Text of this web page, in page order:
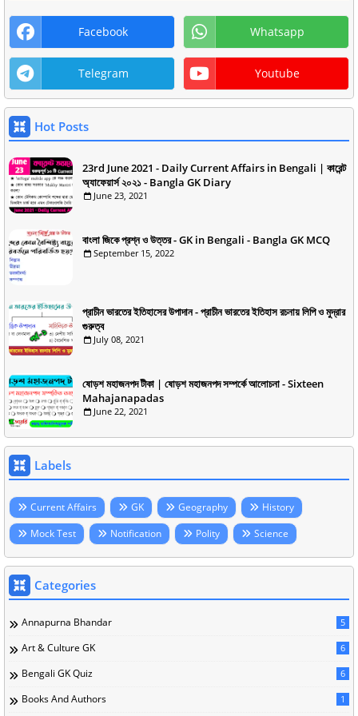
Facebook Whatsapp
Telegram Youtube
Hot Posts
23rd June 2021 - Daily Current Affairs in Bengali | কারেন্ট
অ্যাফেয়ার্স ২০২১ - Bangla GK Diary
June 23, 2021
বাংলা জিকে প্রশ্ন ও উত্তর - GK in Bengali - Bangla GK MCQ
September 15, 2022
প্রাচীন ভারতের ইতিহাসের উপাদান - প্রাচীন ভারতের ইতিহাস রচনায় লিপি ও মুদ্রার
গুরুত্ব
July 08, 2021
ষোড়শ মহাজনপদ টীকা | ষোড়শ মহাজনপদ সম্পর্কে আলোচনা - Sixteen
Mahajanapadas
June 22, 2021
Labels
Current Affairs GK Geography
History
Mock Test
Notification Polity Science
Categories
Annapurna Bhandar 5
Art & Culture GK 6
Bengali GK Quiz 6
Books And Authors 1